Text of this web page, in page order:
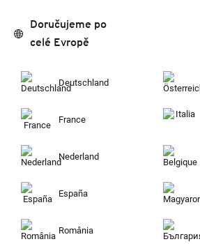
Doručujeme po
celé Evropě
Deutschland
France
Nederland
España
România